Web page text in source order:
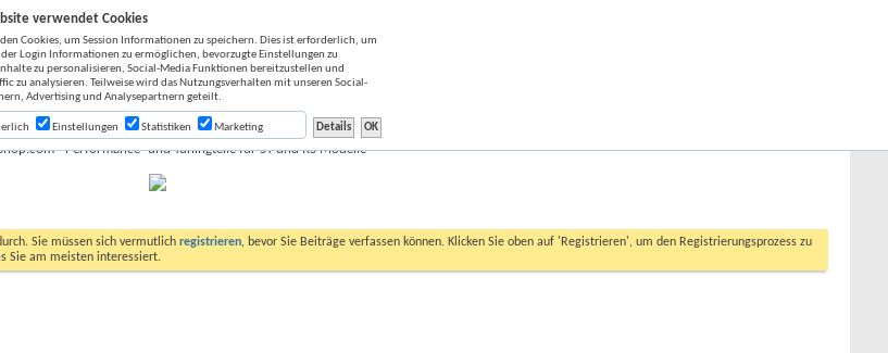
- Performance- und Tuningteile für ST und RS Modelle
Sie müssen sich vermutlich registrieren, bevor Sie Beiträge verfassen können. Klicken Sie oben auf 'Registrieren', um den Registrierungsprozess zu
Sie am meisten interessiert.
verwendet Cookies
Cookies, um Session Informationen zu speichern. Dies ist erforderlich, um
der Login Informationen zu ermöglichen, bevorzugte Einstellungen zu
zu personalisieren, Social-Media Funktionen bereitzustellen und
zu analysieren. Teilweise wird das Nutzungsverhalten mit unseren Social-
Advertising und Analysepartnern geteilt.
Einstellungen Statistiken Marketing